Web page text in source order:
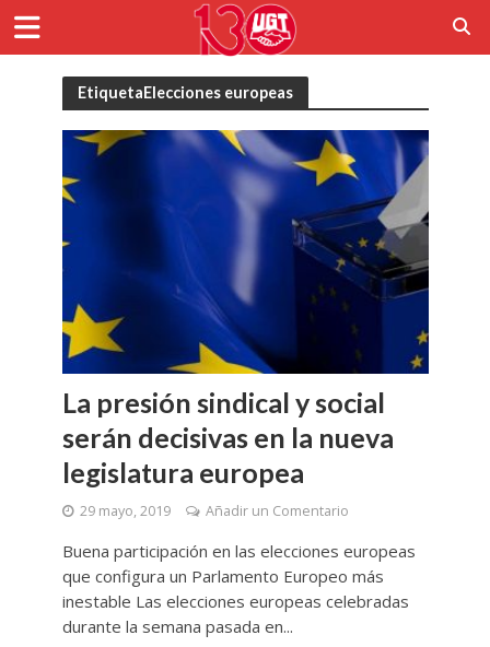
EtiquetaElecciones europeas
La presión sindical y social
serán decisivas en la nueva
legislatura europea
29 mayo, 2019 Añadir un Comentario
Buena participación en las elecciones europeas
que configura un Parlamento Europeo más
inestable Las elecciones europeas celebradas
durante la semana pasada en...